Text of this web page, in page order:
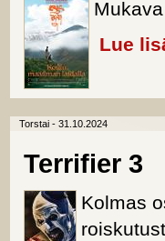
Lue
Torstai - 31.10.2024
Terrifier 3
Kolmas